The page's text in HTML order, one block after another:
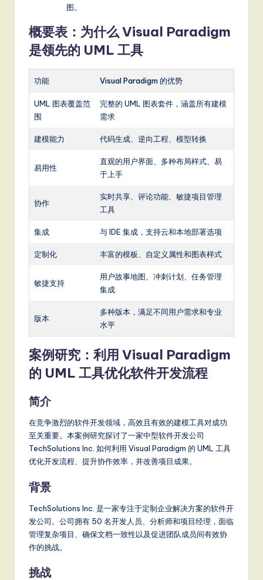
图。
概要表：为什么 Visual Paradigm
是领先的 UML 工具
功能 Visual Paradigm 的优势
UML 图表覆盖范
围
完整的 UML 图表套件，涵盖所有建模
需求
建模能力 代码生成、逆向工程、模型转换
易用性
直观的用户界面、多种布局样式、易
于上手
协作
实时共享、评论功能、敏捷项目管理
工具
集成 与 IDE 集成，支持云和本地部署选项
定制化 丰富的模板、自定义属性和图表样式
敏捷支持
用户故事地图、冲刺计划、任务管理
集成
版本
多种版本，满足不同用户需求和专业
水平
案例研究：利用 Visual Paradigm
的 UML 工具优化软件开发流程
简介
在竞争激烈的软件开发领域，高效且有效的建模工具对成功
至关重要。本案例研究探讨了一家中型软件开发公司
TechSolutions Inc. 如何利用 Visual Paradigm 的 UML 工具
优化开发流程、提升协作效率，并改善项目成果。
背景
TechSolutions Inc. 是一家专注于定制企业解决方案的软件开
发公司。公司拥有 50 名开发人员、分析师和项目经理，面临
管理复杂项目、确保文档一致性以及促进团队成员间有效协
作的挑战。
挑战